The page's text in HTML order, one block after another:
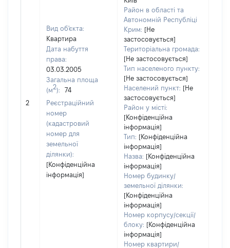
2
Вид об'єкта:
Квартира
Дата набуття
права:
03.03.2005
Загальна площа
(м2):
74
Реєстраційний
номер
(кадастровий
номер для
земельної
ділянки):
[Конфіденційна
інформація]
Район в області та
Автономній Республіці
Крим: [Не
застосовується]
Територіальна громада:
[Не застосовується]
Тип населеного пункту:
[Не застосовується]
Населений пункт: [Не
застосовується]
Район у місті:
[Конфіденційна
інформація]
Тип: [Конфіденційна
інформація]
Назва: [Конфіденційна
інформація]
Номер будинку/
земельної ділянки:
[Конфіденційна
інформація]
Номер корпусу/секції/
блоку: [Конфіденційна
інформація]
Номер квартири/